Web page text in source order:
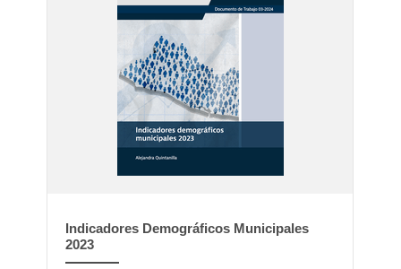
Indicadores Demográficos Municipales
2023